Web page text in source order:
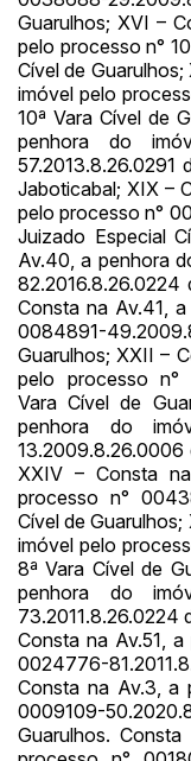
Guarulhos; XVI –
pelo processo n°
Cível de
imóvel pelo
10ª Vara Cível de
penhora do
57.2013.8.26.0291
Jaboticabal; XIX –
pelo processo n°
Juizado Especial
Av.40, a penhora
82.2016.8.26.0224
Consta na Av.41,
0084891-
Guarulhos; XXII –
pelo processo n°
Vara Cível de
penhora do
13.2009.8.26.0006
XXIV – Consta
processo n°
Cível de
imóvel pelo
8ª Vara Cível de
penhora do
73.2011.8.26.0224
Consta na Av.51,
0024776-
Consta na Av.3, a
0009109-
Guarulhos.